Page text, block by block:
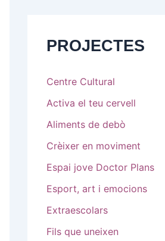
PROJECTES
Centre Cultural
Activa el teu cervell
Aliments de debò
Crèixer en moviment
Espai jove Doctor Plans
Esport, art i emocions
Extraescolars
Fils que uneixen